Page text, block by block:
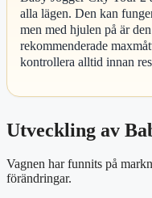
alla lägen. Den kan
men med hjulen på är
rekommenderade
kontrollera alltid innan
Utveckling av
Vagnen har funnits på
förändringar.